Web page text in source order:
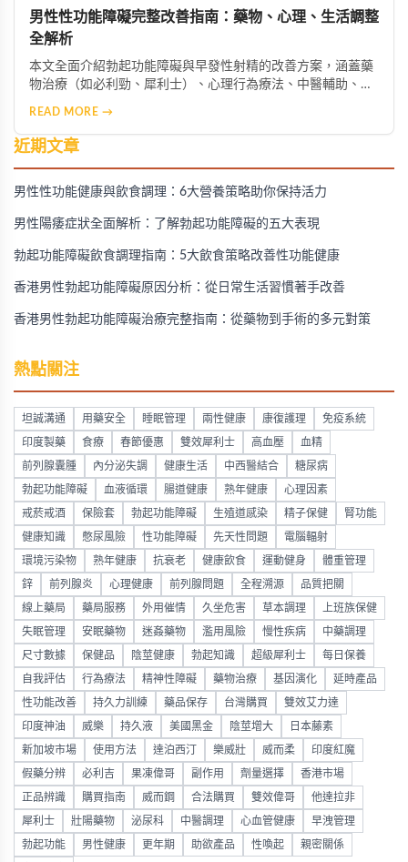
男性性功能障礙完整改善指南：藥物、心理、生活調整
全解析
本文全面介紹勃起功能障礙與早發性射精的改善方案，涵蓋藥
物治療（如必利勁、犀利士）、心理行為療法、中醫輔助、生
READ MORE →
近期文章
男性性功能健康與飲食調理：6大營養策略助你保持活力
男性陽痿症狀全面解析：了解勃起功能障礙的五大表現
勃起功能障礙飲食調理指南：5大飲食策略改善性功能健康
香港男性勃起功能障礙原因分析：從日常生活習慣著手改善
香港男性勃起功能障礙治療完整指南：從藥物到手術的多元對策
熱點關注
坦誠溝通 用藥安全 睡眠管理 兩性健康 康復護理 免疫系統
印度製藥 食療 春節優惠 雙效犀利士 高血壓 血精
前列腺囊腫 內分泌失調 健康生活 中西醫結合 糖尿病
勃起功能障礙 血液循環 腸道健康 熟年健康 心理因素
戒菸戒酒 保險套 勃起功能障礙 生殖道感染 精子保健 腎功能
健康知識 憋尿風險 性功能障礙 先天性問題 電腦輻射
環境污染物 熟年健康 抗衰老 健康飲食 運動健身 體重管理
鋅 前列腺炎 心理健康 前列腺問題 全程溯源 品質把關
線上藥局 藥局服務 外用催情 久坐危害 草本調理 上班族保健
失眠管理 安眠藥物 迷姦藥物 濫用風險 慢性疾病 中藥調理
尺寸數據 保健品 陰莖健康 勃起知識 超級犀利士 每日保養
自我評估 行為療法 精神性障礙 藥物治療 基因演化 延時產品
性功能改善 持久力訓練 藥品保存 台灣購買 雙效艾力達
印度神油 威樂 持久液 美國黑金 陰莖增大 日本藤素
新加坡市場 使用方法 達泊西汀 樂威壯 威而柔 印度紅魔
假藥分辨 必利吉 果凍偉哥 副作用 劑量選擇 香港市場
正品辨識 購買指南 威而鋼 合法購買 雙效偉哥 他達拉非
犀利士 壯陽藥物 泌尿科 中醫調理 心血管健康 早洩管理
勃起功能 男性健康 更年期 助欲產品 性喚起 親密關係